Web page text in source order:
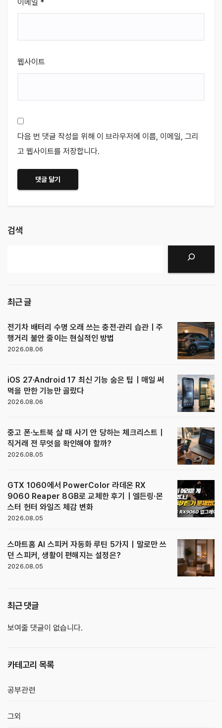
이메일 *
웹사이트
다음 번 댓글 작성을 위해 이 브라우저에 이름, 이메일, 그리
고 웹사이트를 저장합니다.
검색
최근 글
전기차 배터리 수명 오래 쓰는 충전·관리 습관｜주
행거리 불안 줄이는 현실적인 방법
2026.08.06
iOS 27·Android 17 최신 기능 숨은 팁｜매일 써
먹을 만한 기능만 골랐다
2026.08.06
중고 폰·노트북 살 때 사기 안 당하는 체크리스트｜
직거래 전 무엇을 확인해야 할까?
2026.08.05
GTX 1060에서 PowerColor 라데온 RX
9060 Reaper 8GB로 교체한 후기｜엘든링·몬
스터 헌터 와일즈 체감 변화
2026.08.05
스마트홈 AI 스피커 자동화 루틴 5가지｜말로만 쓰
던 스피커, 생활이 편해지는 설정은?
2026.08.05
최근 댓글
보여줄 댓글이 없습니다.
카테고리 목록
공부관련
그외